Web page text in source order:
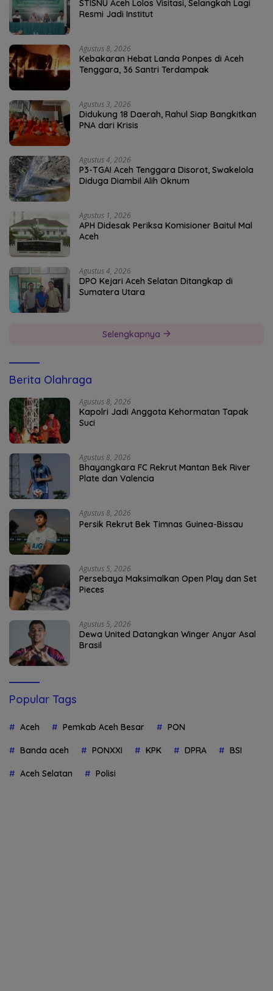
STISNU Aceh Lolos Visitasi, Selangkah Lagi
Resmi Jadi Institut
Agustus 8, 2026
Kebakaran Hebat Landa Ponpes di Aceh
Tenggara, 36 Santri Terdampak
Agustus 3, 2026
Didukung 18 Daerah, Rahul Siap Bangkitkan
PNA dari Krisis
Agustus 4, 2026
P3-TGAI Aceh Tenggara Disorot, Swakelola
Diduga Diambil Alih Oknum
Agustus 1, 2026
APH Didesak Periksa Komisioner Baitul Mal
Aceh
Agustus 4, 2026
DPO Kejari Aceh Selatan Ditangkap di
Sumatera Utara
Selengkapnya
Berita Olahraga
Agustus 8, 2026
Kapolri Jadi Anggota Kehormatan Tapak
Suci
Agustus 8, 2026
Bhayangkara FC Rekrut Mantan Bek River
Plate dan Valencia
Agustus 8, 2026
Persik Rekrut Bek Timnas Guinea-Bissau
Agustus 5, 2026
Persebaya Maksimalkan Open Play dan Set
Pieces
Agustus 5, 2026
Dewa United Datangkan Winger Anyar Asal
Brasil
Popular Tags
Aceh Pemkab Aceh Besar PON
Banda aceh PONXXI KPK DPRA BSI
Aceh Selatan Polisi